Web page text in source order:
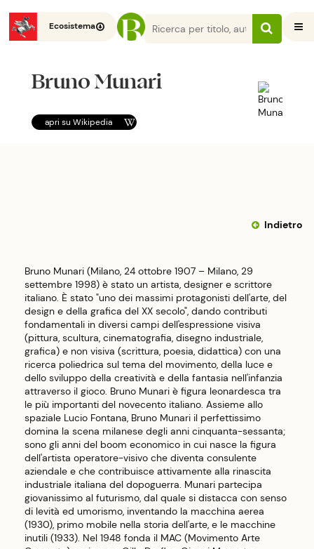
Ecosistema
Bruno Munari
apri suWikipedia
Indietro
Bruno Munari (Milano, 24 ottobre 1907 – Milano, 29
settembre 1998) è stato un artista, designer e scrittore
italiano. È stato "uno dei massimi protagonisti dell'arte, del
design e della grafica del XX secolo", dando contributi
fondamentali in diversi campi dell'espressione visiva
(pittura, scultura, cinematografia, disegno industriale,
grafica) e non visiva (scrittura, poesia, didattica) con una
ricerca poliedrica sul tema del movimento, della luce e
dello sviluppo della creatività e della fantasia nell'infanzia
attraverso il gioco. Bruno Munari è figura leonardesca tra
le più importanti del novecento italiano. Assieme allo
spaziale Lucio Fontana, Bruno Munari il perfettissimo
domina la scena milanese degli anni cinquanta-sessanta;
sono gli anni del boom economico in cui nasce la figura
dell'artista operatore-visivo che diventa consulente
aziendale e che contribuisce attivamente alla rinascita
industriale italiana del dopoguerra. Munari partecipa
giovanissimo al futurismo, dal quale si distacca con senso
di levità ed umorismo, inventando la macchina aerea
(1930), primo mobile nella storia dell'arte, e le macchine
inutili (1933). Nel 1948 fonda il MAC (Movimento Arte